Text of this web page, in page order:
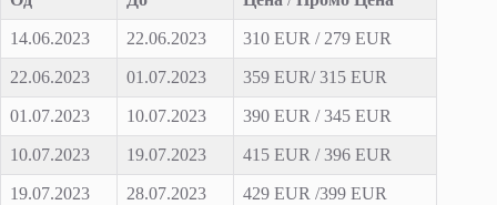
14.06.2023 22.06.2023 310 EUR / 279 EUR
22.06.2023 01.07.2023 359 EUR/ 315 EUR
01.07.2023 10.07.2023 390 EUR / 345 EUR
10.07.2023 19.07.2023 415 EUR / 396 EUR
19.07.2023 28.07.2023 429 EUR /399 EUR